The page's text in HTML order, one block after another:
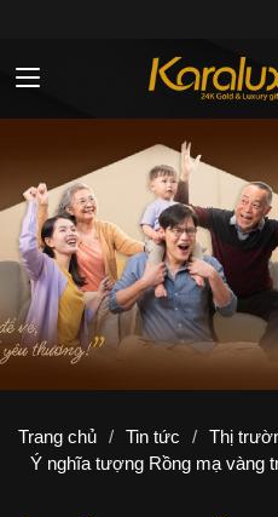
Toggle navigation
Trang chủ / Tin tức / Thị
Ý nghĩa tượng Rồng mạ vàng